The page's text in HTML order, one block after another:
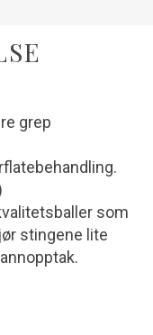
grep
som
stingene lite